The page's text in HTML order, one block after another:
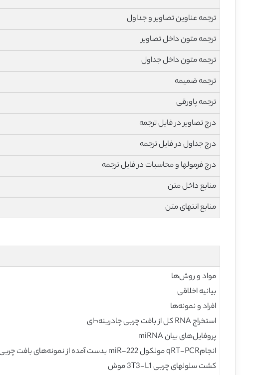
ترجمه عناوین تصاویر و جداول
ترجمه متون داخل تصاویر
ترجمه متون داخل جداول
ترجمه ضمیمه
ترجمه پاورقی
درج تصاویر در فایل ترجمه
درج جداول در فایل ترجمه
درج فرمولها و محاسبات در فایل ترجمه
منابع داخل متن
منابع انتهای متن
مواد و روش‌ها
بیانیه اخلاقی
افراد و نمونه‌ها
استخراج RNA کل از بافت چربی چادرینه¬ای
پروفایل‌های بیان miRNA
انجامqRT-PCR مولکول miR-222 بدست آمده از نمونه‌های بافت چربی چادرینه¬ای
کشت سلولهای چربی 3T3-L1 موش